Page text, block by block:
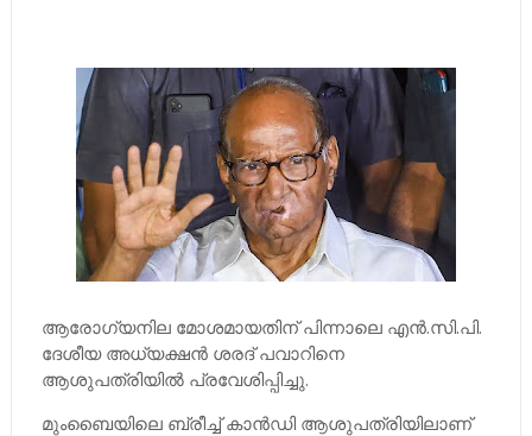
ആരോഗ്യനില മോശമായതിന് പിന്നാലെ എന്‍.സി.പി.
ദേശീയ അധ്യക്ഷന്‍ ശരദ് പവാറിനെ
ആശുപത്രിയില്‍ പ്രവേശിപ്പിച്ചു.
മുംബൈയിലെ ബ്രീച്ച്‌ കാന്‍ഡി ആശുപത്രിയിലാണ്